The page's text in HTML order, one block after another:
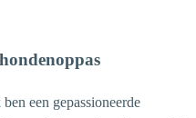
een gepassioneerde